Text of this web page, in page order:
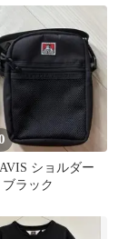
ショルダー
ラック